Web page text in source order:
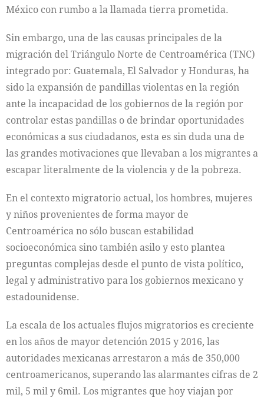
México con rumbo a la llamada tierra prometida.
Sin embargo, una de las causas principales de la
migración del Triángulo Norte de Centroamérica (TNC)
integrado por: Guatemala, El Salvador y Honduras, ha
sido la expansión de pandillas violentas en la región
ante la incapacidad de los gobiernos de la región por
controlar estas pandillas o de brindar oportunidades
económicas a sus ciudadanos, esta es sin duda una de
las grandes motivaciones que llevaban a los migrantes a
escapar literalmente de la violencia y de la pobreza.
En el contexto migratorio actual, los hombres, mujeres
y niños provenientes de forma mayor de
Centroamérica no sólo buscan estabilidad
socioeconómica sino también asilo y esto plantea
preguntas complejas desde el punto de vista político,
legal y administrativo para los gobiernos mexicano y
estadounidense.
La escala de los actuales flujos migratorios es creciente
en los años de mayor detención 2015 y 2016, las
autoridades mexicanas arrestaron a más de 350,000
centroamericanos, superando las alarmantes cifras de 2
mil, 5 mil y 6mil. Los migrantes que hoy viajan por